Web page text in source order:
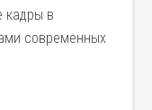
кадры в
современных